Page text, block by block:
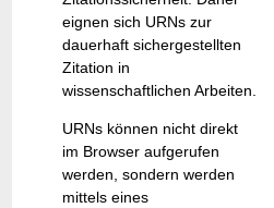
eignen sich URNs zur
dauerhaft sichergestellten
Zitation in
wissenschaftlichen Arbeiten.
URNs können nicht direkt
im Browser aufgerufen
werden, sondern werden
mittels eines